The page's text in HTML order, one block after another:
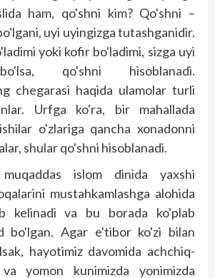
ham, qo'shni kim? Qo'shni –
uyi uyingizga tutashganidir.
yoki kofir bo'ladimi, sizga uyi
qo'shni hisoblanadi.
chegarasi haqida ulamolar turli
Urf­­ga ko'ra, bir mahallada
o'zlariga qancha xonadonni
shular qo'shni hi­soblanadi.
muqaddas islom dinida yaxshi
mus­tahkamlashga alohida
kelinadi va bu borada ko'plab
bo'lgan. Agar e'tibor ko'zi bilan
hayotimiz davomida achchiq-
yomon kunimizda yonimizda